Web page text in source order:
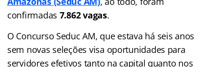
confirmadas 7.862 vagas.
O Concurso Seduc AM, que estava há seis anos
sem novas seleções visa oportunidades para
servidores efetivos tanto na capital quanto nos